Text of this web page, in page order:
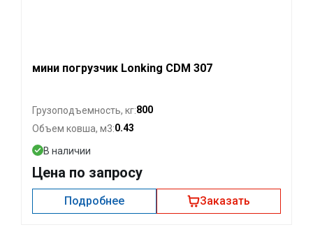
мини погрузчик Lonking CDM 307
Грузоподъемность, кг:800
Объем ковша, м3:0.43
В наличии
Цена по запросу
Подробнее Заказать